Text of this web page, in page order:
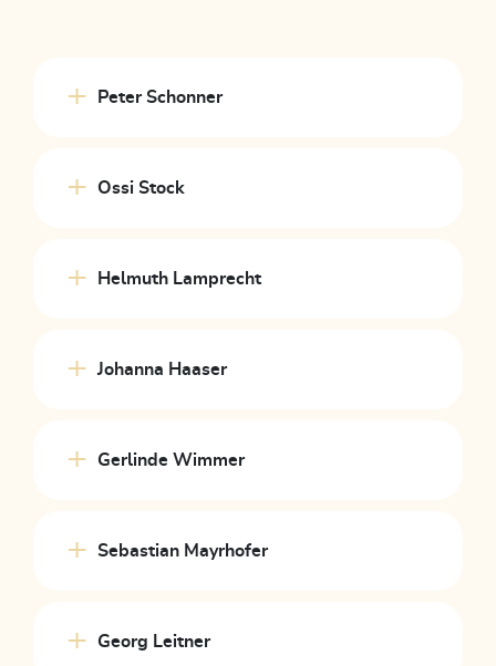
Peter Schonner
Ossi Stock
Helmuth Lamprecht
Johanna Haaser
Gerlinde Wimmer
Sebastian Mayrhofer
Georg Leitner